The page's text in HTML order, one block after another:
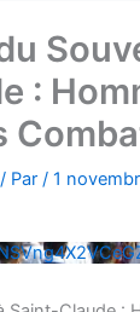
:
/ Par/1